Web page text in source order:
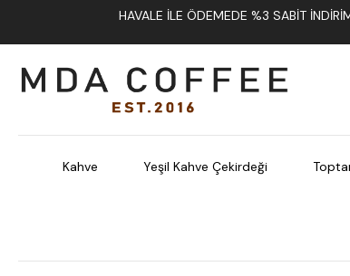
HAVALE İLE ÖDEMEDE %3 SABIT
Kahve Yeşil Kahve Çekirdeği